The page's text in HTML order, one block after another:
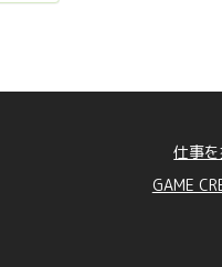
仕事
GAME